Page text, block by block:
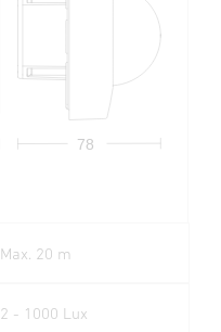
78
Max. 20 m
2 - 1000 Lux